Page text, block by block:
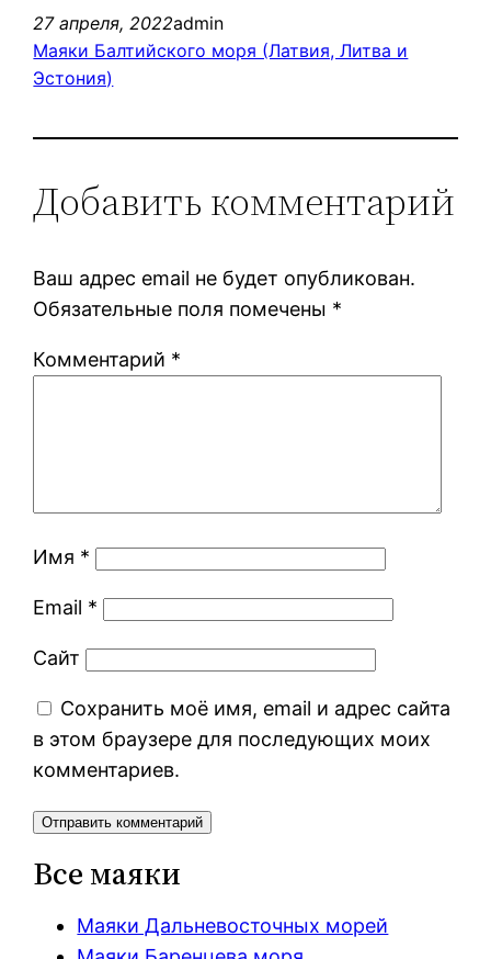
27 апреля, 2022admin
Маяки Балтийского моря (Латвия, Литва и
Эстония)
Добавить комментарий
Ваш адрес email не будет опубликован.
Обязательные поля помечены *
Комментарий *
Имя *
Email *
Сайт
Сохранить моё имя, email и адрес сайта
в этом браузере для последующих моих
комментариев.
Все маяки
Маяки Дальневосточных морей